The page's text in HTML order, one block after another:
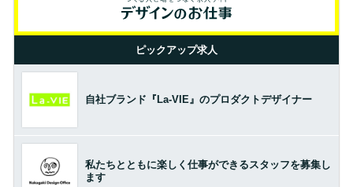
ピックアップ求人
自社ブランド『La-VIE』のプロダクトデザイナー
私たちとともに楽しく仕事ができるスタッフを募集し
ます